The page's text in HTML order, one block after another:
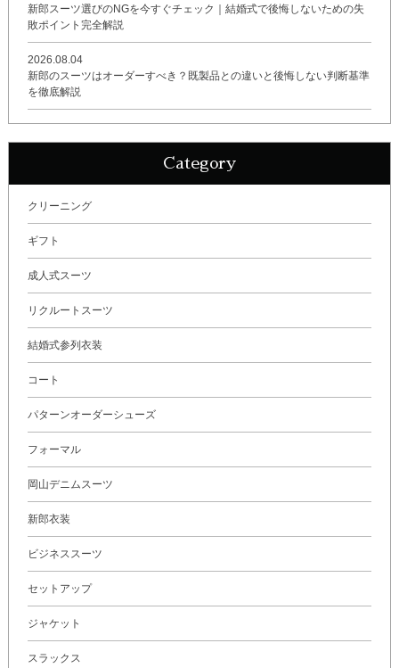
新郎スーツ選びのNGを今すぐチェック｜結婚式で後悔しないための失
敗ポイント完全解説
2026.08.04
新郎のスーツはオーダーすべき？既製品との違いと後悔しない判断基準
を徹底解説
Category
クリーニング
ギフト
成人式スーツ
リクルートスーツ
結婚式参列衣装
コート
パターンオーダーシューズ
フォーマル
岡山デニムスーツ
新郎衣装
ビジネススーツ
セットアップ
ジャケット
スラックス